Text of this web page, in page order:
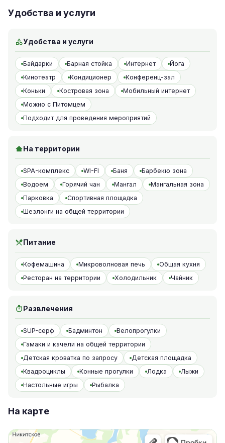
Удобства и услуги
Удобства и услуги
Байдарки Барная стойка Интернет
Йога
Кинотеатр
Кондиционер
Конференц-зал
Коньки
Костровая зона
Мобильный интернет
Можно с Питомцем
Подходит для проведения мероприятий
На территории
SPA-комплекс WI-FI Баня
Барбекю зона
Водоем
Горячий чан Мангал
Мангальная зона
Парковка
Спортивная площадка
Шезлонги на общей территории
Питание
Кофемашина Микроволновая печь
Общая кухня
Ресторан на территории
Холодильник Чайник
Развлечения
SUP-серф Бадминтон
Велопрогулки
Гамаки и качели на общей территории
Детская кроватка по запросу
Детская площадка
Квадроциклы
Конные прогулки Лодка
Лыжи
Настольные игры
Рыбалка
На карте